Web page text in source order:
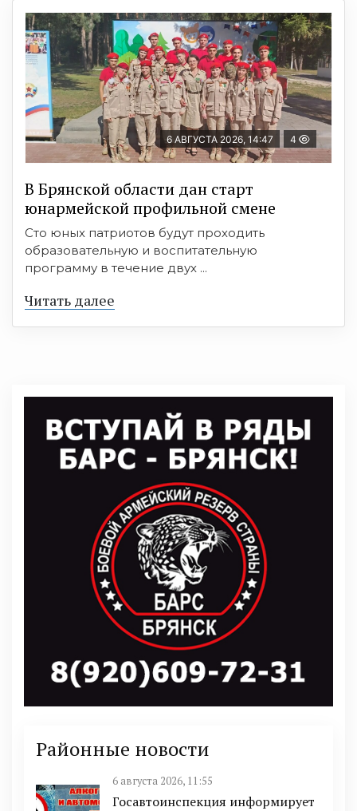
6 АВГУСТА 2026, 14:47 4
В Брянской области дан старт
юнармейской профильной смене
Сто юных патриотов будут проходить
образовательную и воспитательную
программу в течение двух ...
Читать далее
Районные новости
6 августа 2026, 11:55
Госавтоинспекция информирует